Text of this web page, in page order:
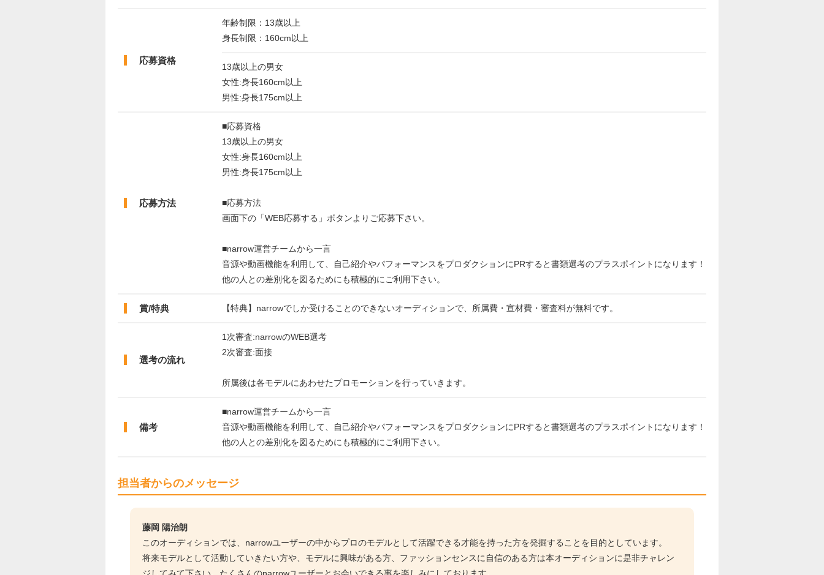
応募資格
年齢制限：13歳以上
身長制限：160cm以上
13歳以上の男女
女性:身長160cm以上
男性:身長175cm以上
応募方法
■応募資格
13歳以上の男女
女性:身長160cm以上
男性:身長175cm以上
■応募方法
画面下の「WEB応募する」ボタンよりご応募下さい。
■narrow運営チームから一言
音源や動画機能を利用して、自己紹介やパフォーマンスをプロダクションにPRすると書類選考のプラスポイントになります！
他の人との差別化を図るためにも積極的にご利用下さい。
賞/特典 【特典】narrowでしか受けることのできないオーディションで、所属費・宣材費・審査料が無料です。
選考の流れ
1次審査:narrowのWEB選考
2次審査:面接
所属後は各モデルにあわせたプロモーションを行っていきます。
備考
■narrow運営チームから一言
音源や動画機能を利用して、自己紹介やパフォーマンスをプロダクションにPRすると書類選考のプラスポイントになります！
他の人との差別化を図るためにも積極的にご利用下さい。
担当者からのメッセージ
藤岡 陽治朗
このオーディションでは、narrowユーザーの中からプロのモデルとして活躍できる才能を持った方を発掘することを目的としています。
将来モデルとして活動していきたい方や、モデルに興味がある方、ファッションセンスに自信のある方は本オーディションに是非チャレン